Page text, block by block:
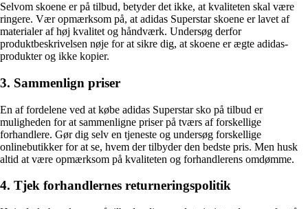
Selvom skoene er på tilbud, betyder det ikke, at kvaliteten skal være
ringere. Vær opmærksom på, at adidas Superstar skoene er lavet af
materialer af høj kvalitet og håndværk. Undersøg derfor
produktbeskrivelsen nøje for at sikre dig, at skoene er ægte adidas-
produkter og ikke kopier.
3. Sammenlign priser
En af fordelene ved at købe adidas Superstar sko på tilbud er
muligheden for at sammenligne priser på tværs af forskellige
forhandlere. Gør dig selv en tjeneste og undersøg forskellige
onlinebutikker for at se, hvem der tilbyder den bedste pris. Men husk
altid at være opmærksom på kvaliteten og forhandlerens omdømme.
4. Tjek forhandlernes returneringspolitik